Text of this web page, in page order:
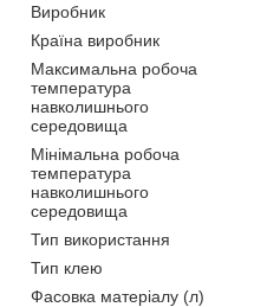
Виробник
Країна виробник
Максимальна робоча
температура
навколишнього
середовища
Мінімальна робоча
температура
навколишнього
середовища
Тип використання
Тип клею
Фасовка матеріалу (л)